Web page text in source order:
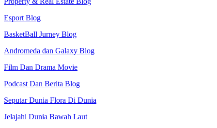
Esport Blog
BasketBall Jurney Blog
Andromeda dan Galaxy Blog
Film Dan Drama Movie
Podcast Dan Berita Blog
Seputar Dunia Flora Di Dunia
Jelajahi Dunia Bawah Laut